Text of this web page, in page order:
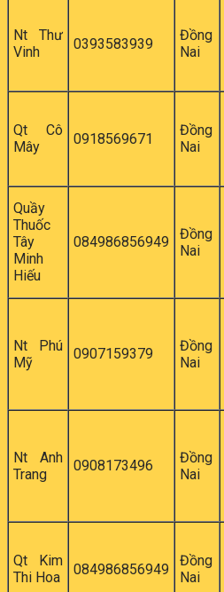
Nt Thư
Vinh
0393583939
Đồng
Nai
Qt Cô
Mây
0918569671
Đồng
Nai
Quầy
Thuốc
Tây
Minh
Hiếu
084986856949
Đồng
Nai
Nt Phú
Mỹ
0907159379
Đồng
Nai
Nt Anh
Trang
0908173496
Đồng
Nai
Qt Kim
Thi Hoa
084986856949
Đồng
Nai